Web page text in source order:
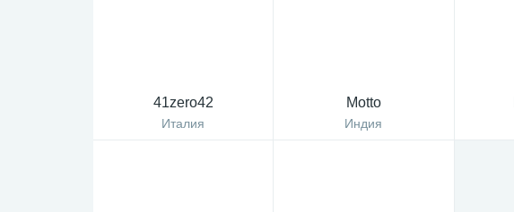
41zero42
Италия
Motto
Индия